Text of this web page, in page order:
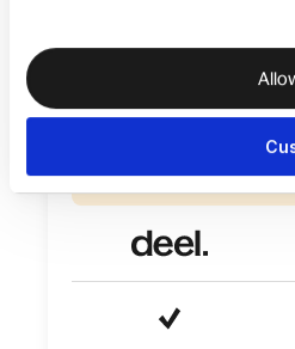
앱 내 및 Slack 통합으로
제공되는 글로벌 HR 및 규
스) 인사이트를 위한 AI 어